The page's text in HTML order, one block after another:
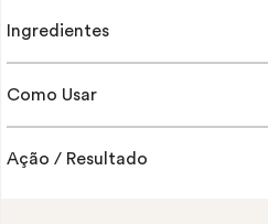
Ingredientes
Como Usar
Ação / Resultado